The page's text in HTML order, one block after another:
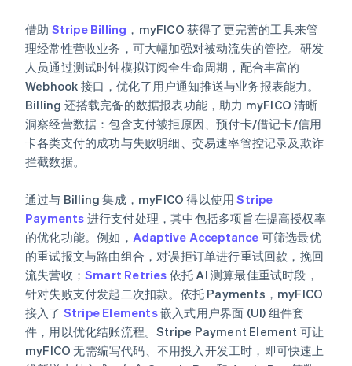
借助 Stripe Billing ，myFICO 获得了更完善的工具来管
理经常性营收业务，可大幅加强对被动流失的管控。研发
人员通过测试时钟模拟订阅全生命周期，配合丰富的
Webhook 接口，优化了用户通知推送与业务报表能力。
Billing 还搭载完备的数据报表功能，助力 myFICO 清晰
洞察经营数据：包含支付被拒原因、预付卡/借记卡/信用
卡各类支付的成功与失败明细、交易速率管控记录及欺诈
拦截数据。
通过与 Billing 集成，myFICO 得以使用Stripe
Payments 进行支付处理，其中包括多项旨在提高授权率
的优化功能。例如， Adaptive Acceptance 可筛选最优
的重试报文与路由组合，对误拒订单进行重试回款，挽回
流失营收； Smart Retries 依托 AI 测算最佳重试时段，
针对失败支付发起二次扣款。依托 Payments，myFICO
接入了 Stripe Elements嵌入式用户界面 (UI) 组件套
件，用以优化结账流程。Stripe Payment Element 可让
myFICO 无需编写代码、不用投入开发工时，即可快速上